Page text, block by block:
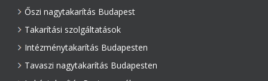
Őszi nagytakarítás Budapest
Takarítási szolgáltatások
Intézménytakarítás Budapesten
Tavaszi nagytakarítás Budapesten